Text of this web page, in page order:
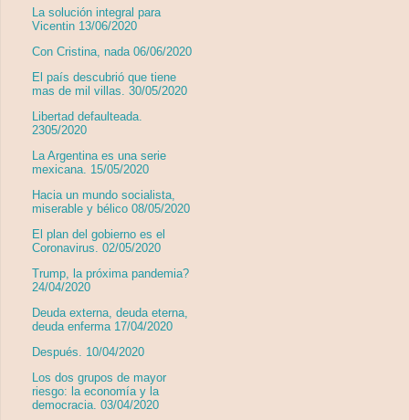
La solución integral para
Vicentin 13/06/2020
Con Cristina, nada 06/06/2020
El país descubrió que tiene
mas de mil villas. 30/05/2020
Libertad defaulteada.
2305/2020
La Argentina es una serie
mexicana. 15/05/2020
Hacia un mundo socialista,
miserable y bélico 08/05/2020
El plan del gobierno es el
Coronavirus. 02/05/2020
Trump, la próxima pandemia?
24/04/2020
Deuda externa, deuda eterna,
deuda enferma 17/04/2020
Después. 10/04/2020
Los dos grupos de mayor
riesgo: la economía y la
democracia. 03/04/2020